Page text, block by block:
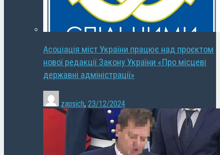
Асоціація міст України працює над проєктом
нової редакції Закону України «Про місцеві
державні адміністрації»
zapsich, 23/12/2024